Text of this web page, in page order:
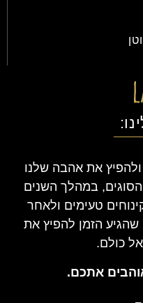
את אהבה שלנו
במהלך השנים
טעימים ולאחר
הזמן להפיץ את
כולם.
אתכם.